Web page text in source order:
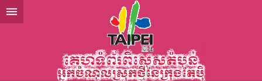
ទៅកាន់មាតិកាប្លុកមាតិកាសំខាន់